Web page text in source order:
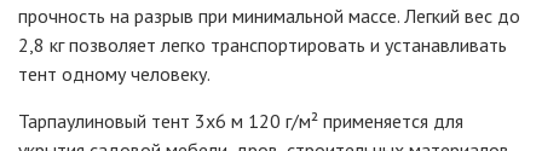
прочность на разрыв при минимальной массе. Легкий вес до
2,8 кг позволяет легко транспортировать и устанавливать
тент одному человеку.
Тарпаулиновый тент 3х6 м 120 г/м² применяется для